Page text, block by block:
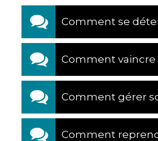
Comment se
Comment vaincre
Comment gérer
Comment